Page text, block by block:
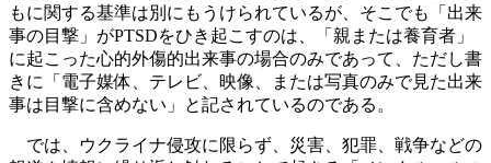
もに関する基準は別にもうけられているが、そこでも「出来
事の目撃」がPTSDをひき起こすのは、「親または養育者」
に起こった心的外傷的出来事の場合のみであって、ただし書
きに「電子媒体、テレビ、映像、または写真のみで見た出来
事は目撃に含めない」と記されているのである。
では、ウクライナ侵攻に限らず、災害、犯罪、戦争などの